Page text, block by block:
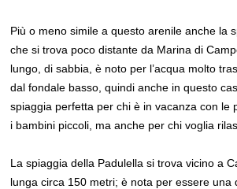
Più o meno simile a questo arenile anche la
che si trova poco distante da Marina di
lungo, di sabbia, è noto per l’acqua molto
dal fondale basso, quindi anche in questo
spiaggia perfetta per chi è in vacanza con le
i bambini piccoli, ma anche per chi voglia
La spiaggia della Padulella si trova vicino a
lunga circa 150 metri; è nota per essere una